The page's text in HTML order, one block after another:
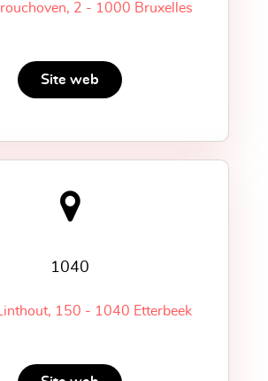
2 - 1000 Bruxelles
Site web
1040
150 - 1040 Etterbeek